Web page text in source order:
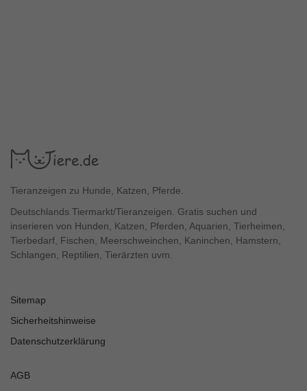
Tieranzeigen zu Hunde, Katzen, Pferde.
Deutschlands Tiermarkt/Tieranzeigen. Gratis suchen und
inserieren von Hunden, Katzen, Pferden, Aquarien, Tierheimen,
Tierbedarf, Fischen, Meerschweinchen, Kaninchen, Hamstern,
Schlangen, Reptilien, Tierärzten uvm.
Sitemap
Sicherheitshinweise
Datenschutzerklärung
AGB